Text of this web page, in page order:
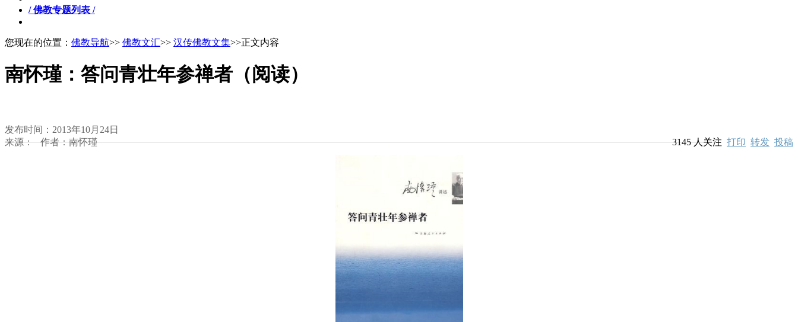
/ 佛教专题列表 /
您现在的位置： 佛教导航>> 佛教文汇>> 汉传佛教文集>>正文内容
南怀瑾：答问青壮年参禅者（阅读）
发布时间：2013年10月24日
来源： 作者：南怀瑾
3145人关注 打印 转发 投稿